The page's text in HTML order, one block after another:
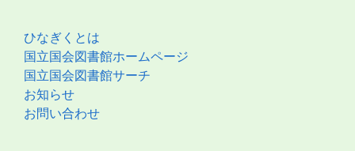
ひなぎくとは
国立国会図書館ホームページ
国立国会図書館サーチ
お知らせ
お問い合わせ